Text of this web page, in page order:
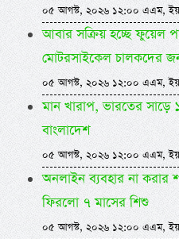
০৫ আগস্ট, ২০২৬ ১২:০০ এএম,
আবার সক্রিয় হচ্ছে ফুয়েল
মোটরসাইকেল চালকদের
০৫ আগস্ট, ২০২৬ ১২:০০ এএম,
মান খারাপ, ভারতের সাড়ে
বাংলাদেশ
০৫ আগস্ট, ২০২৬ ১২:০০ এএম,
অনলাইন ব্যবহার না করার
ফিরলো ৭ মাসের শিশু
০৫ আগস্ট, ২০২৬ ১২:০০ এএম,